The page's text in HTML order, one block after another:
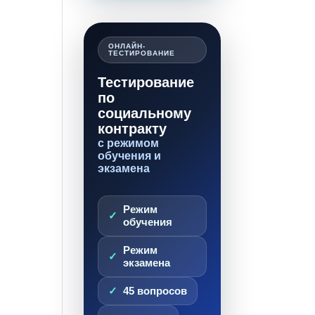
ОНЛАЙН-
ТЕСТИРОВАНИЕ
Тестирование
по
социальному
контракту
с режимом
обучения и
экзамена
Режим
обучения
Режим
экзамена
45 вопросов